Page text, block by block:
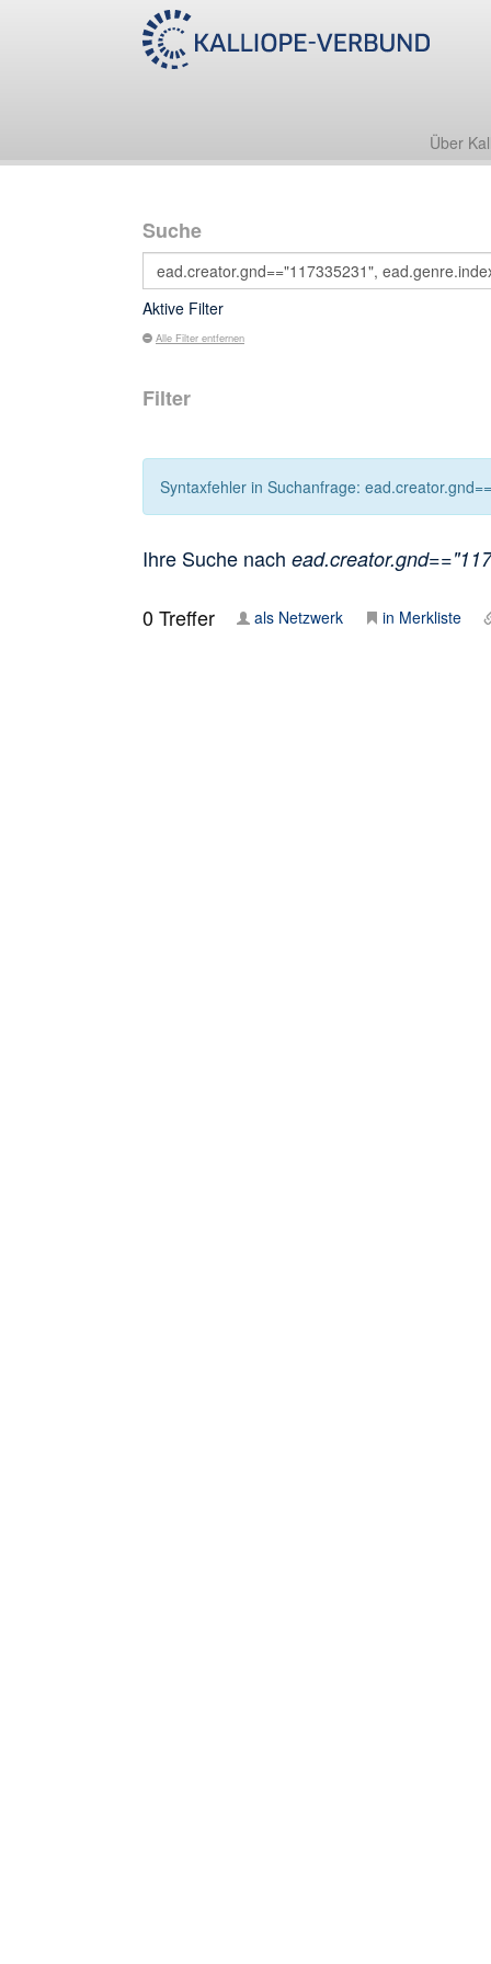
Über
Suche
Aktive Filter
Alle Filter entfernen
Filter
Syntaxfehler in Suchanfrage:
Ihre Suche nach
0Treffer als Netzwerk in Merkliste